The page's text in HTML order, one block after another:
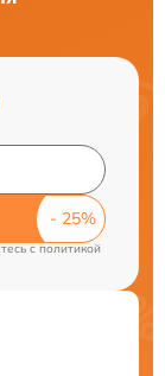
cполитикой